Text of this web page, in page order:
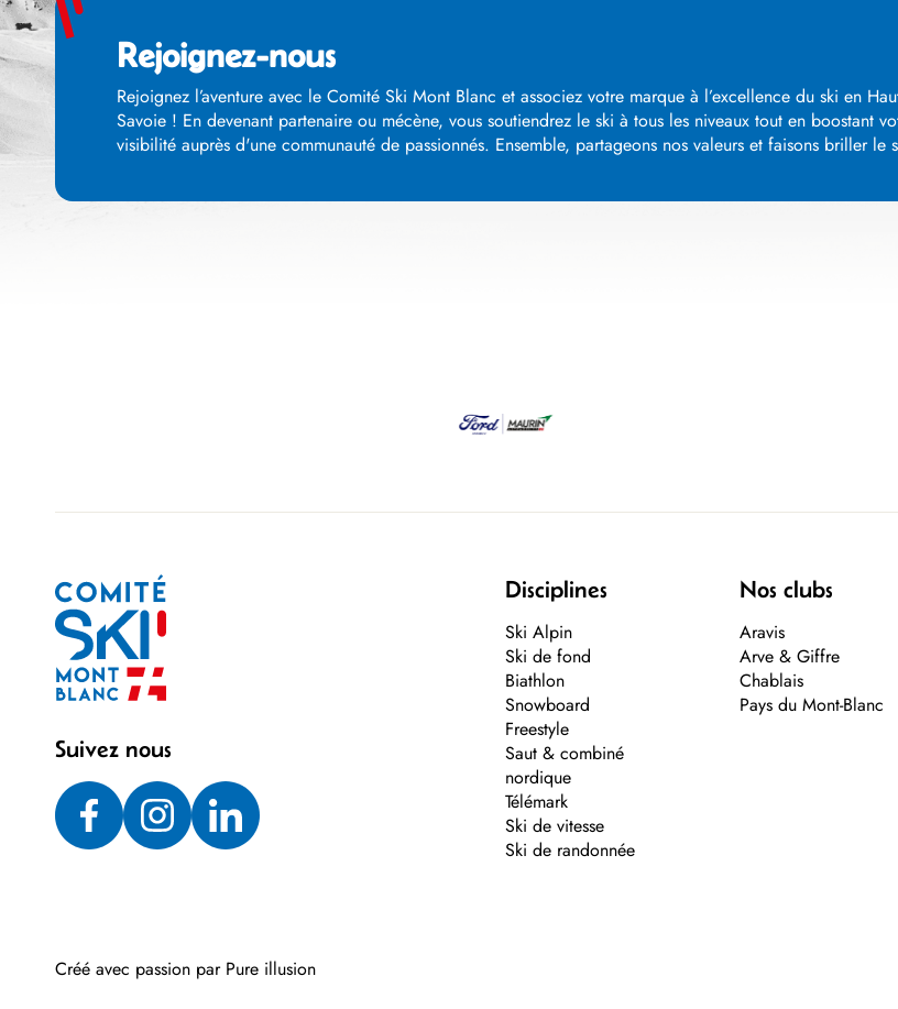
Rejoignez-nous
Rejoignez l’aventure avec le Comité Ski Mont Blanc et associez votre marque à l’excellence du ski en
Savoie ! En devenant partenaire ou mécène, vous soutiendrez le ski à tous les niveaux tout en boostant
visibilité auprès d'une communauté de passionnés. Ensemble, partageons nos valeurs et faisons briller le
Suivez nous
Disciplines
Ski Alpin
Ski de fond
Biathlon
Snowboard
Freestyle
Saut & combiné
nordique
Télémark
Ski de vitesse
Ski de randonnée
Nos clubs
Aravis
Arve & Giffre
Chablais
Pays du Mont-Blanc
Créé avec passion par Pure illusion